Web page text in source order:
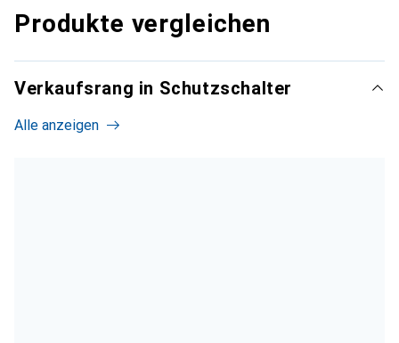
Produkte vergleichen
Verkaufsrang in Schutzschalter
Alle anzeigen